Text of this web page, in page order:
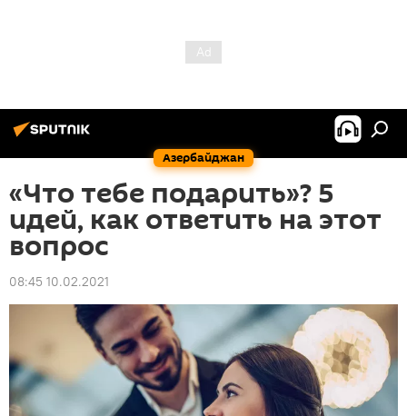
Азербайджан
«Что тебе подарить»? 5
идей, как ответить на этот
вопрос
08:45 10.02.2021